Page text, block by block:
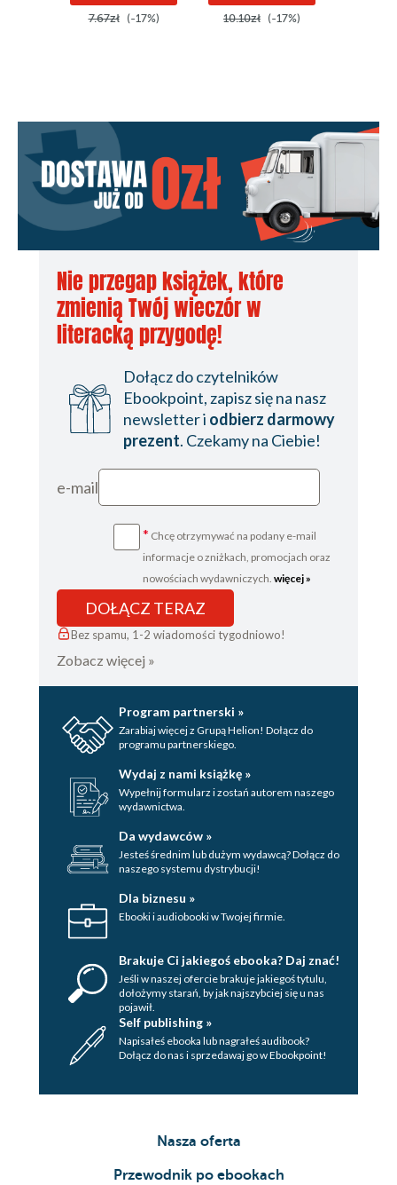
7.67zł (-17%) 10.10zł (-17%)
Nie przegap książek, które
zmienią Twój wieczór w
literacką przygodę!
Dołącz do czytelników
Ebookpoint, zapisz się na nasz
newsletter i odbierz darmowy
prezent. Czekamy na Ciebie!
e-mail
* Chcę otrzymywać na podany e-mail
informacje o zniżkach, promocjach oraz
nowościach wydawniczych. więcej »
DOŁĄCZ TERAZ
Bez spamu, 1-2 wiadomości tygodniowo!
Zobacz więcej »
Program partnerski »
Zarabiaj więcej z Grupą Helion! Dołącz do
programu partnerskiego.
Wydaj z nami książkę »
Wypełnij formularz i zostań autorem naszego
wydawnictwa.
Da wydawców »
Jesteś średnim lub dużym wydawcą? Dołącz do
naszego systemu dystrybucji!
Dla biznesu »
Ebooki i audiobooki w Twojej firmie.
Brakuje Ci jakiegoś ebooka? Daj znać!
Jeśli w naszej ofercie brakuje jakiegoś tytulu,
dołożymy starań, by jak najszybciej się u nas
pojawił.
Self publishing »
Napisałeś ebooka lub nagrałeś audibook?
Dołącz do nas i sprzedawaj go w Ebookpoint!
Nasza oferta
Przewodnik po ebookach